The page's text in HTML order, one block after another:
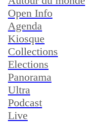
Open Info
Agenda
Kiosque
Collections
Elections
Panorama
Ultra
Podcast
Live